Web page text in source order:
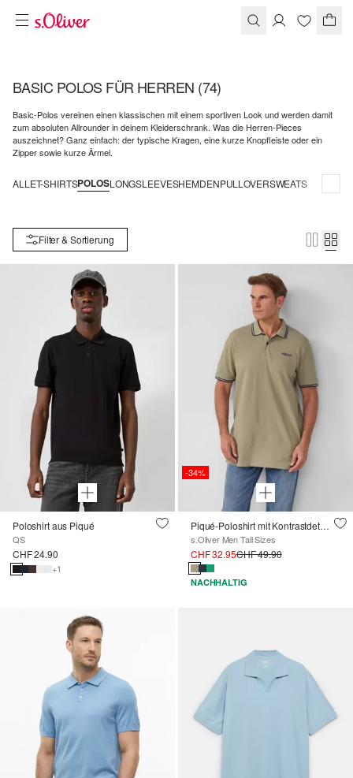
BASIC POLOS FÜR HERREN (74)
Basic-Polos vereinen einen klassischen mit einem sportiven Look und werden damit
zum absoluten Allrounder in deinem Kleiderschrank. Was die Herren-Pieces
auszeichnet? Ganz einfach: der typische Kragen, eine kurze Knopfleiste oder ein
Zipper sowie kurze Ärmel.
ALLET-SHIRTSPOLOSLONGSLEEVESHEMDENPULLOVERSWEATS
Filter & Sortierung
Poloshirt aus Piqué
QS
CHF 24.90
+1
-34%
Piqué-Poloshirt mit Kontrastdetails und Logo
s.Oliver Men Tall Sizes
CHF 32.95CHF 49.90
NACHHALTIG